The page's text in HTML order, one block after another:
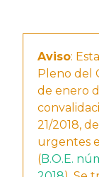
Aviso:
Pleno del
de enero
21/2018,
urgentes
(B.O.E.